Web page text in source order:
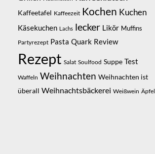
Kaffeetafel Kaffeezeit Kochen Kuchen
Käsekuchen Lachs lecker Likör Muffins
Partyrezept Pasta Quark Review
Rezept Salat Soulfood Suppe Test
Waffeln Weihnachten Weihnachten ist
überall Weihnachtsbäckerei Weißwein Äpfel